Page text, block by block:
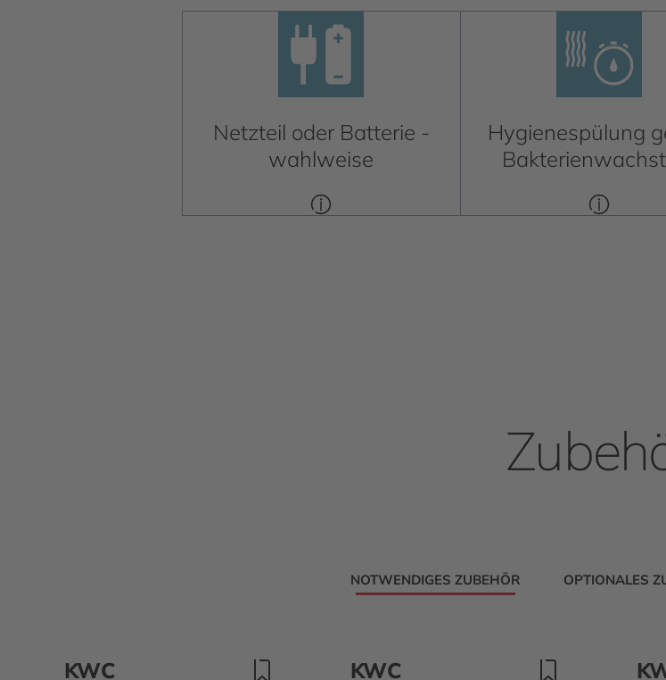
Netzteil oder Batterie -
wahlweise
Hygienespülung
NOTWENDIGES ZUBEHÖR OPTIONALES
KWC KWC